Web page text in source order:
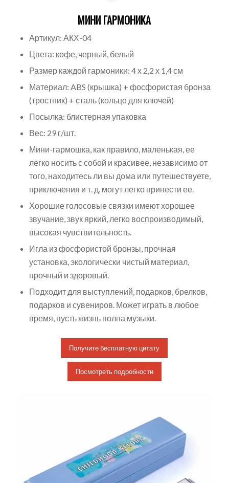
МИНИ ГАРМОНИКА
Артикул: АКХ-04
Цвета: кофе, черный, белый
Размер каждой гармоники: 4 х 2,2 х 1,4 см
Материал: ABS (крышка) + фосфористая бронза
(тростник) + сталь (кольцо для ключей)
Посылка: блистерная упаковка
Вес: 29 г/шт.
Мини-гармошка, как правило, маленькая, ее
легко носить с собой и красивее, независимо от
того, находитесь ли вы дома или путешествуете,
приключения и т. д. могут легко принести ее.
Хорошие голосовые связки имеют хорошее
звучание, звук яркий, легко воспроизводимый,
высокая чувствительность.
Игла из фосфористой бронзы, прочная
установка, экологически чистый материал,
прочный и здоровый.
Подходит для выступлений, подарков, брелков,
подарков и сувениров. Может играть в любое
время, пусть жизнь полна музыки.
Получите бесплатную цитату
Посмотреть подробности